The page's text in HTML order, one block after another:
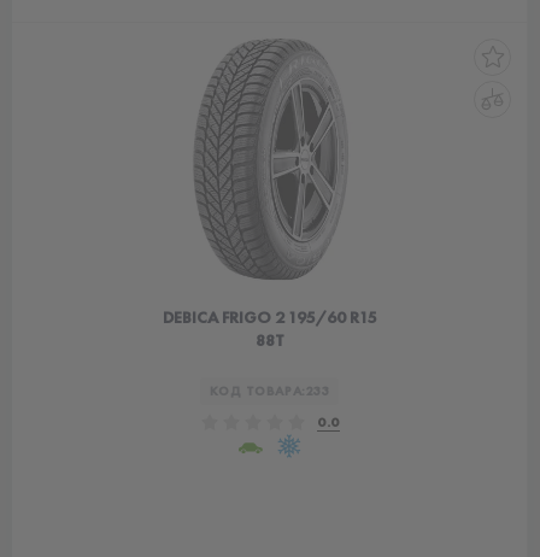
DEBICA FRIGO 2 195/60 R15
88T
0.0